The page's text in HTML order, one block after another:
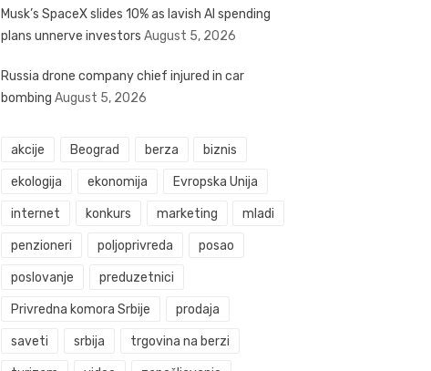
Musk’s SpaceX slides 10% as lavish AI spending
plans unnerve investors August 5, 2026
Russia drone company chief injured in car
bombing August 5, 2026
akcije Beograd berza biznis
ekologija ekonomija Evropska Unija
internet konkurs marketing mladi
penzioneri poljoprivreda posao
poslovanje preduzetnici
Privredna komora Srbije prodaja
saveti srbija trgovina na berzi